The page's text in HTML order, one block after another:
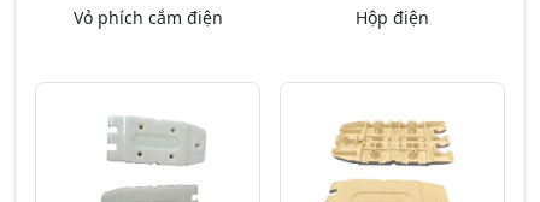
Vỏ phích cắm điện Hộp điện